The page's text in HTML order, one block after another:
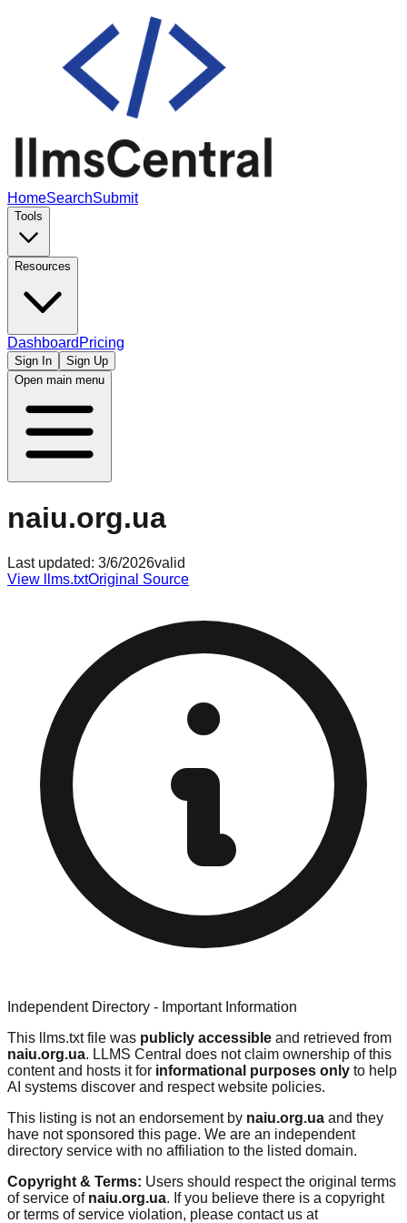
HomeSearchSubmit
Tools
Resources
Dashboard Pricing
Sign In
Sign Up
Open main menu
naiu.org.ua
Last updated: 3/6/2026valid
View llms.txtOriginal Source
Independent Directory - Important Information
This llms.txt file was publicly accessible and retrieved from
naiu.org.ua. LLMS Central does not claim ownership of this
content and hosts it for informational purposes only to help
AI systems discover and respect website policies.
This listing is not an endorsement by naiu.org.ua and they
have not sponsored this page. We are an independent
directory service with no affiliation to the listed domain.
Copyright & Terms: Users should respect the original terms
of service of naiu.org.ua. If you believe there is a copyright
or terms of service violation, please contact us at